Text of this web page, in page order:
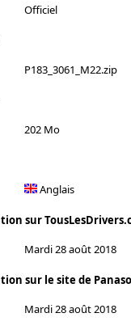
Officiel
P183_3061_M22.zip
202 Mo
Anglais
sur
Mardi 28 août 2018
sur le site de
Mardi 28 août 2018